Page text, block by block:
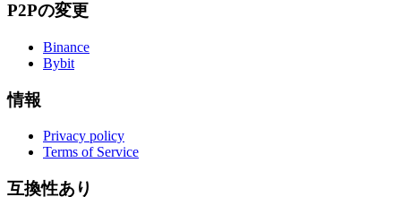
P2Pの変更
Binance
Bybit
情報
Privacy policy
Terms of Service
互換性あり